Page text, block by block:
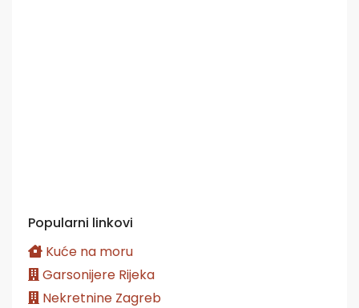
Popularni linkovi
Kuće na moru
Garsonijere Rijeka
Nekretnine Zagreb